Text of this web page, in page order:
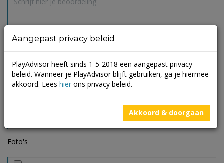
Foto's
Aangepast privacy beleid
PlayAdvisor heeft sinds 1-5-2018 een aangepast privacy
beleid. Wanneer je PlayAdvisor blijft gebruiken, ga je hiermee
akkoord. Lees hier ons privacy beleid.
Akkoord & doorgaan